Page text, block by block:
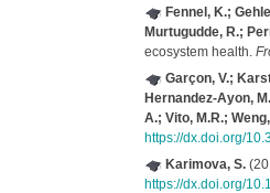
Fennel, K.;
Murtugudde, R.;
ecosystem health.
Garçon, V.;
Hernandez-Ayon,
A.; Vito, M.R.;
https://dx.doi.org/
Karimova, S.
https://dx.doi.org/